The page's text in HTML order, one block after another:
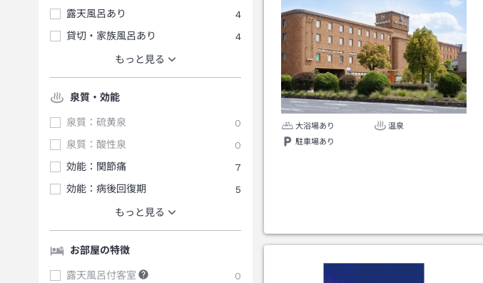
露天風呂あり
4
貸切・家族風呂あり
4
もっと見る
泉質・効能
泉質：硫黄泉
0
泉質：酸性泉
0
効能：関節痛
7
効能：病後回復期
5
もっと見る
お部屋の特徴
露天風呂付客室 0
大浴場あり
温泉
駐車場あり